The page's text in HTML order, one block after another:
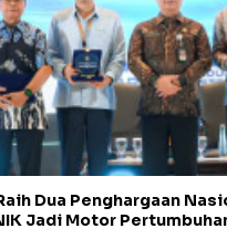
Dua Penghargaan
Jadi Motor